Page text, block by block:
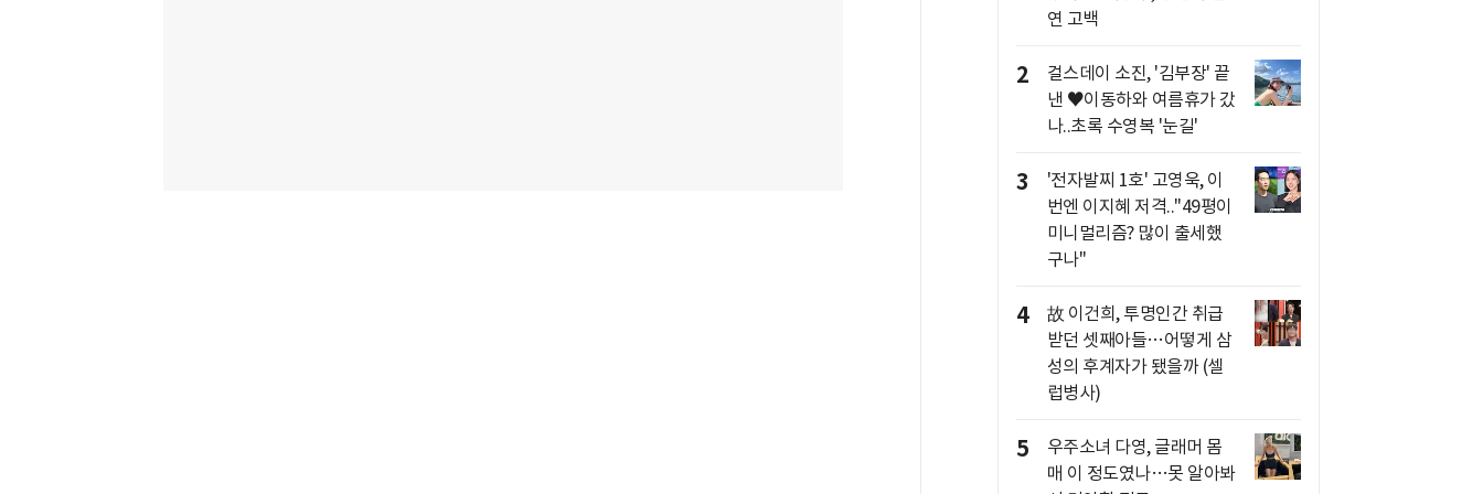
연 고백
2
걸스데이 소진, '김부장' 끝
낸 ♥이동하와 여름휴가 갔
나..초록 수영복 '눈길'
3
'전자발찌 1호' 고영욱, 이
번엔 이지혜 저격.."49평이
미니멀리즘? 많이 출세했
구나"
4
故 이건희, 투명인간 취급
받던 셋째아들…어떻게 삼
성의 후계자가 됐을까 (셀
럽병사)
5
우주소녀 다영, 글래머 몸
매 이 정도였나…못 알아봐